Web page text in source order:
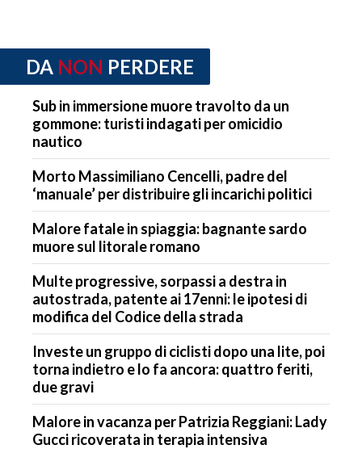
DA NON PERDERE
Sub in immersione muore travolto da un
gommone: turisti indagati per omicidio
nautico
Morto Massimiliano Cencelli, padre del
‘manuale’ per distribuire gli incarichi politici
Malore fatale in spiaggia: bagnante sardo
muore sul litorale romano
Multe progressive, sorpassi a destra in
autostrada, patente ai 17enni: le ipotesi di
modifica del Codice della strada
Investe un gruppo di ciclisti dopo una lite, poi
torna indietro e lo fa ancora: quattro feriti,
due gravi
Malore in vacanza per Patrizia Reggiani: Lady
Gucci ricoverata in terapia intensiva